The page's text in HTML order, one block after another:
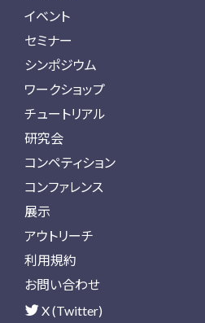
イベント
セミナー
シンポジウム
ワークショップ
チュートリアル
研究会
コンペティション
コンファレンス
展示
アウトリーチ
利用規約
お問い合わせ
X (Twitter)